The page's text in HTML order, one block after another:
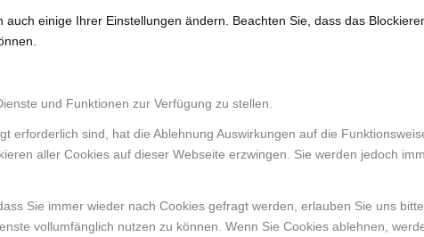
einige Ihrer Einstellungen ändern. Beachten Sie, dass das
und Funktionen zur Verfügung zu stellen.
sind, hat die Ablehnung Auswirkungen auf die
aller Cookies auf dieser Webseite erzwingen. Sie werden jedoch
Sie immer wieder nach Cookies gefragt werden, erlauben Sie uns
vollumfänglich nutzen zu können. Wenn Sie Cookies ablehnen,